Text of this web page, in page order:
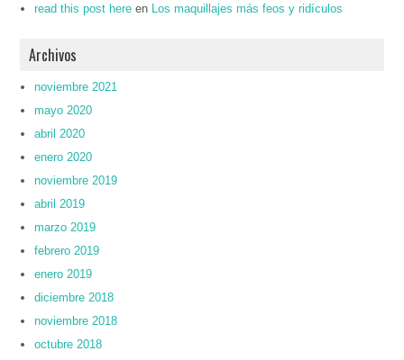
read this post here en Los maquillajes más feos y ridículos
Archivos
noviembre 2021
mayo 2020
abril 2020
enero 2020
noviembre 2019
abril 2019
marzo 2019
febrero 2019
enero 2019
diciembre 2018
noviembre 2018
octubre 2018